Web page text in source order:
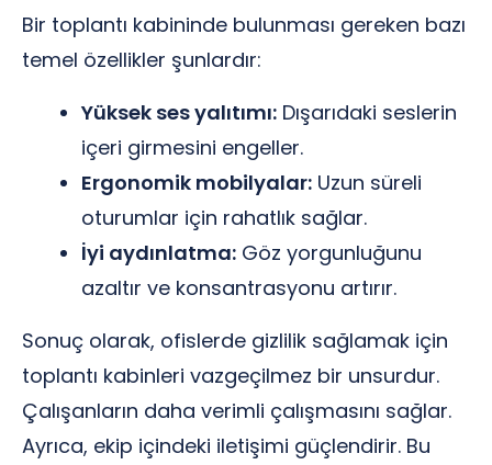
Bir toplantı kabininde bulunması gereken bazı
temel özellikler şunlardır:
Yüksek ses yalıtımı: Dışarıdaki seslerin
içeri girmesini engeller.
Ergonomik mobilyalar: Uzun süreli
oturumlar için rahatlık sağlar.
İyi aydınlatma: Göz yorgunluğunu
azaltır ve konsantrasyonu artırır.
Sonuç olarak, ofislerde gizlilik sağlamak için
toplantı kabinleri vazgeçilmez bir unsurdur.
Çalışanların daha verimli çalışmasını sağlar.
Ayrıca, ekip içindeki iletişimi güçlendirir. Bu